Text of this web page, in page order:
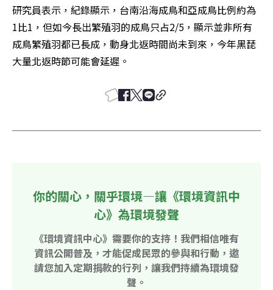
研究員表示，紀錄顯示，台南沿海成鳥和亞成鳥比例約為
1比1，但如今長出繁殖羽的成鳥只占2/5，顯示並非所有
成鳥繁殖羽都已長成，動身北返時間尚未到來，今年黑琵
大量北返時節可能會延遲。
你的關心，關乎環境—讓《環境資訊中
心》為環境發聲
《環境資訊中心》需要你的支持！我們相信唯有
資訊公開普及，才能促成民眾的參與和行動，邀
請您加入定期捐款的行列，讓我們持續為環境發
聲。